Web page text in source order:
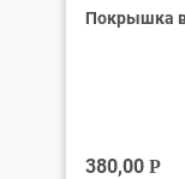
Покрышка
380,00 Р